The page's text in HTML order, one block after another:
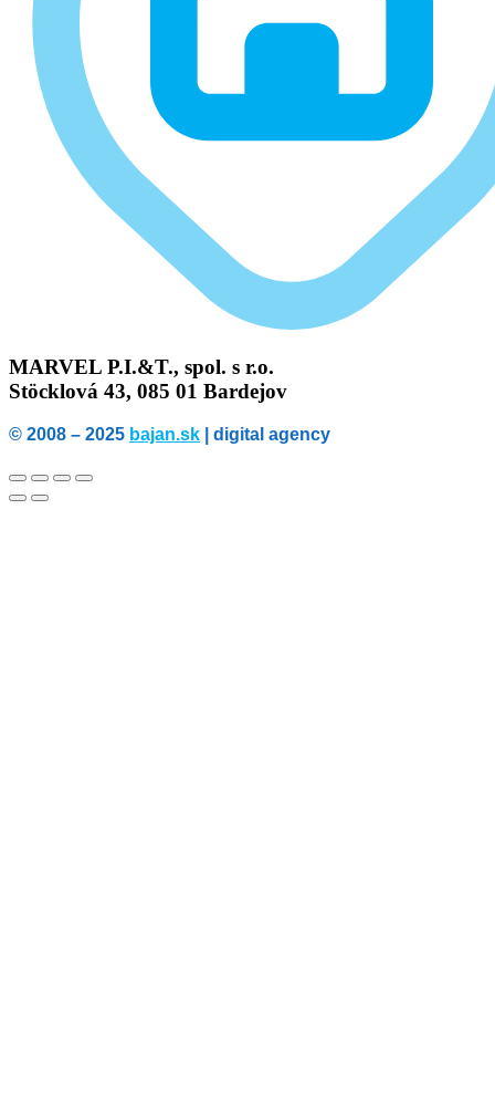
MARVEL P.I.&T., spol. s r.o.
Stöcklová 43, 085 01 Bardejov
© 2008 – 2025 bajan.sk | digital agency